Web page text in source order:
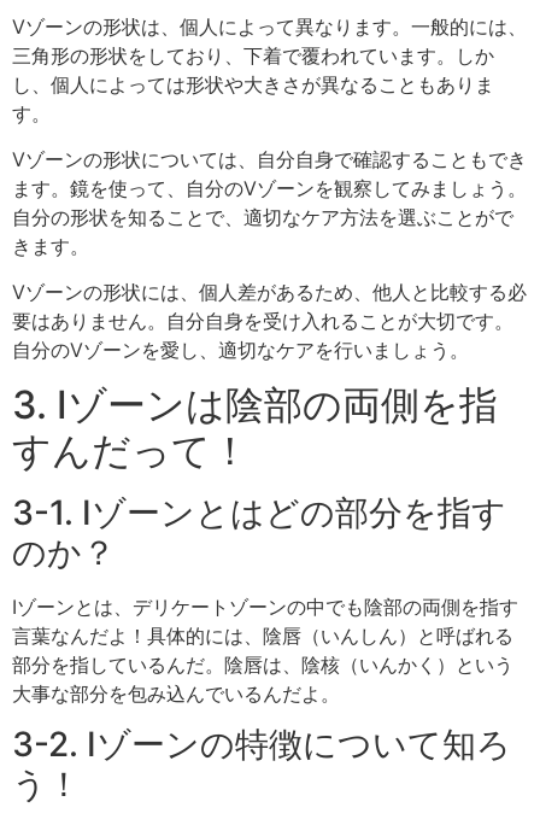
Vゾーンの形状は、個人によって異なります。一般的には、
三角形の形状をしており、下着で覆われています。しか
し、個人によっては形状や大きさが異なることもありま
す。
Vゾーンの形状については、自分自身で確認することもでき
ます。鏡を使って、自分のVゾーンを観察してみましょう。
自分の形状を知ることで、適切なケア方法を選ぶことがで
きます。
Vゾーンの形状には、個人差があるため、他人と比較する必
要はありません。自分自身を受け入れることが大切です。
自分のVゾーンを愛し、適切なケアを行いましょう。
3. Iゾーンは陰部の両側を指
すんだって！
3-1. Iゾーンとはどの部分を指す
のか？
Iゾーンとは、デリケートゾーンの中でも陰部の両側を指す
言葉なんだよ！具体的には、陰唇（いんしん）と呼ばれる
部分を指しているんだ。陰唇は、陰核（いんかく）という
大事な部分を包み込んでいるんだよ。
3-2. Iゾーンの特徴について知ろ
う！